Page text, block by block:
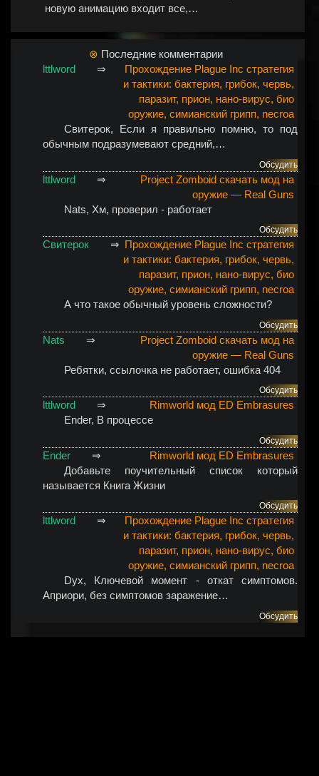
новую анимацию входит все,…
⊗ Последние комментарии
lttlword
⇒
Прохождение Plague Inc стратегия
и тактики: бактерия, грибок, червь,
паразит, прион, нано-вирус, био
оружие, симианский грипп, necroa
Свитерок, Если я правильно помню, то под
обычным подразумевают средний,…
Обсудить
lttlword ⇒
Project Zomboid скачать мод на
оружие — Real Guns
Nats, Хм, проверил - работает
Обсудить
Свитерок ⇒ Прохождение Plague Inc стратегия
и тактики: бактерия, грибок, червь,
паразит, прион, нано-вирус, био
оружие, симианский грипп, necroa
А что такое обычный уровень сложности?
Обсудить
Nats ⇒
Project Zomboid скачать мод на
оружие — Real Guns
Ребятки, ссылочка не работает, ошибка 404
Обсудить
lttlword ⇒
Rimworld мод ED Embrasures
Ender, В процессе
Обсудить
Ender ⇒
Rimworld мод ED Embrasures
Добавьте поучительный список который
называется Книга Жизни
Обсудить
lttlword ⇒
Прохождение Plague Inc стратегия
и тактики: бактерия, грибок, червь,
паразит, прион, нано-вирус, био
оружие, симианский грипп, necroa
Dyx, Ключевой момент - откат симптомов.
Априори, без симптомов заражение…
Обсудить